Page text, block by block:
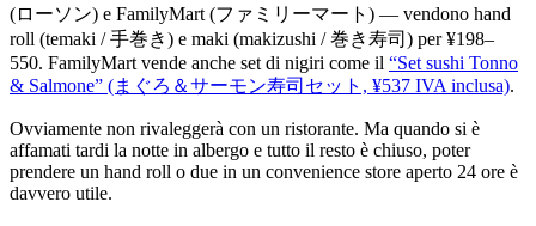
(ローソン) e FamilyMart (ファミリーマート) — vendono hand
roll (temaki / 手巻き) e maki (makizushi / 巻き寿司) per ¥198–
550. FamilyMart vende anche set di nigiri come il “Set sushi Tonno
& Salmone” (まぐろ＆サーモン寿司セット, ¥537 IVA inclusa).
Ovviamente non rivaleggerà con un ristorante. Ma quando si è
affamati tardi la notte in albergo e tutto il resto è chiuso, poter
prendere un hand roll o due in un convenience store aperto 24 ore è
davvero utile.